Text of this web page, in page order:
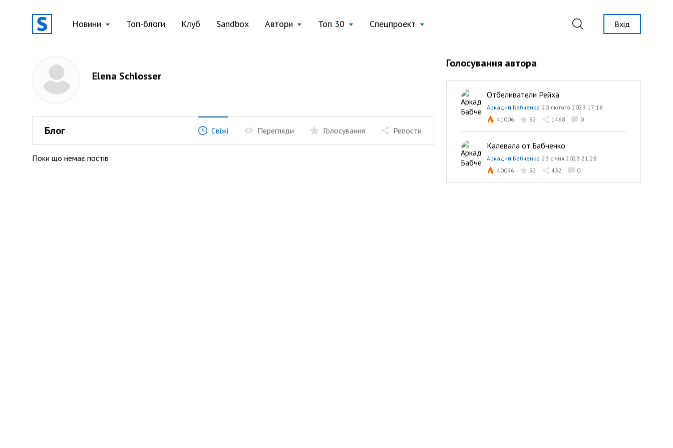
Новини Топ-блоги Клуб Sandbox Автори Топ 30 Спецпроект Вхід
Elena Schlosser
Блог Свіжі Перегляди Голосування Репости
Поки що немає постів
Голосування автора
Отбеливатели Рейха
Аркадий Бабченко 20 лютого 2023 17:18
41006
92 1468 0
Калевала от Бабченко
Аркадий Бабченко 23 січня 2023 21:28
40056
52 432 0